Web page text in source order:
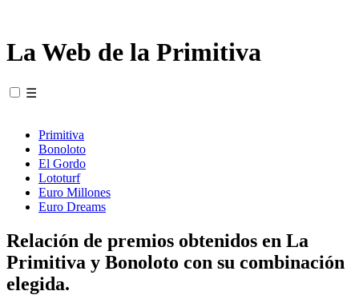
La Web de la Primitiva
☰
Primitiva
Bonoloto
El Gordo
Lototurf
Euro Millones
Euro Dreams
Relación de premios obtenidos en La
Primitiva y Bonoloto con su combinación
elegida.